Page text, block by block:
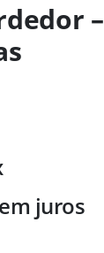
–
juros